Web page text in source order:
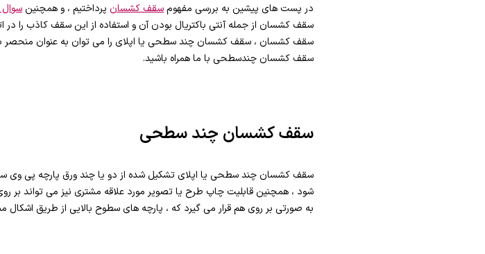
در پست های پیشین به بررسی مفهومسقف کشسان پرداختیم ، و همچنین سوال
سقف کشسان از جمله آنتی باکتریال بودن آن و استفاده از این سقف کاذب را در
سقف کشسان ، سقف کشسان چند سطحی یا اپلای را می توان به عنوان منحصر
سقف کشسان چندسطحی با ما همراه باشید.
سقف کشسان چند سطحی
سقف کشسان چند سطحی یا اپلای تشکیل شده از دو یا چند ورق پارچه پی
شود ، همچنین قابلیت چاپ طرح یا تصویر مورد علاقه مشتری نیز می تواند
به صورتی بر روی هم قرار می گیرد که ، پارچه های سطوح بالایی از طریق